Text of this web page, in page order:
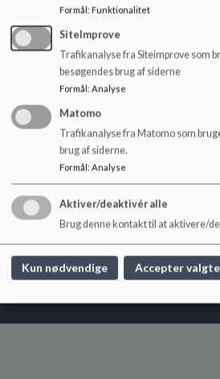
Fredensborg Skole
Humlebækvej 10, 3480
+45 72562012
EAN NR. 5798008284427
Tilgængelighedserklæring
Sitemap
Cookie politik
Formål: Funktionalitet
SiteImprove
Trafikanalyse fra Siteimprove som
besøgendes brug af siderne
Formål: Analyse
Matomo
Trafikanalyse fra Matomo som
brug af siderne.
Formål: Analyse
Aktiver/deaktivér alle
Brug denne kontakt til at aktivere/
Kun nødvendige Accepter valgte